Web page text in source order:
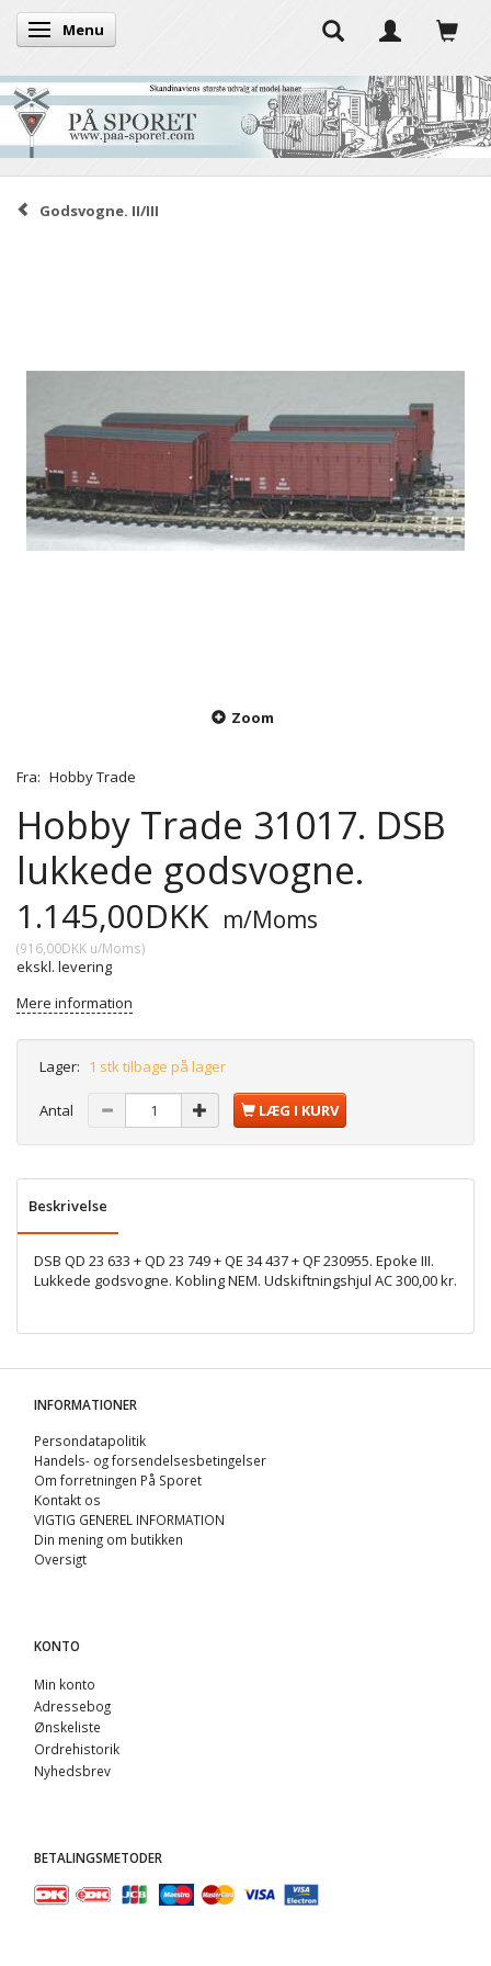
Skifte navigation
Menu
Godsvogne. II/III
Zoom
Fra: Hobby Trade
Hobby Trade 31017. DSB
lukkede godsvogne.
1.145,00DKK m/Moms
(916,00DKK u/Moms)
ekskl. levering
Mere information
Lager: 1 stk tilbage på lager
Antal LÆG I KURV
Beskrivelse
DSB QD 23 633 + QD 23 749 + QE 34 437 + QF 230955. Epoke III.
Lukkede godsvogne. Kobling NEM. Udskiftningshjul AC 300,00 kr.
INFORMATIONER
Persondatapolitik
Handels- og forsendelsesbetingelser
Om forretningen På Sporet
Kontakt os
VIGTIG GENEREL INFORMATION
Din mening om butikken
Oversigt
KONTO
Min konto
Adressebog
Ønskeliste
Ordrehistorik
Nyhedsbrev
BETALINGSMETODER